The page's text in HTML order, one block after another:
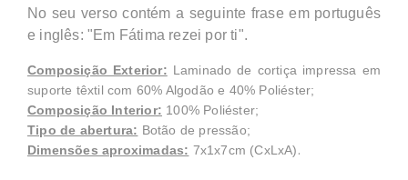
No seu verso contém a seguinte frase em português
e inglês: "Em Fátima rezei por ti".
Composição Exterior: Laminado de cortiça impressa em
suporte têxtil com 60% Algodão e 40% Poliéster;
Composição Interior: 100% Poliéster;
Tipo de abertura: Botão de pressão;
Dimensões aproximadas: 7x1x7cm (CxLxA).